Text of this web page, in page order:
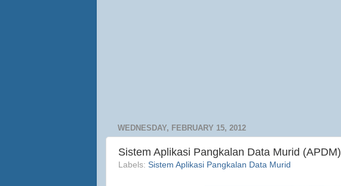
WEDNESDAY, FEBRUARY 15, 2012
Sistem Aplikasi Pangkalan Data Murid (APDM)
Labels: Sistem Aplikasi Pangkalan Data Murid